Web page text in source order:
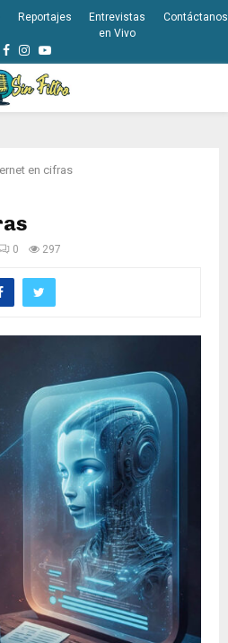
Reportajes
Entrevistas
en Vivo
Contáctanos
Facebook
Instagram
Youtube
en cifras
0 297